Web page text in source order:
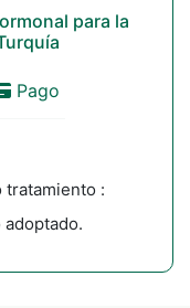
para la
Pago
tratamiento :